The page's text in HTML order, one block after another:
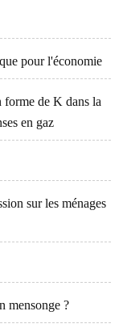
pour l'économie
forme de K dans la
en gaz
sur les ménages
mensonge ?